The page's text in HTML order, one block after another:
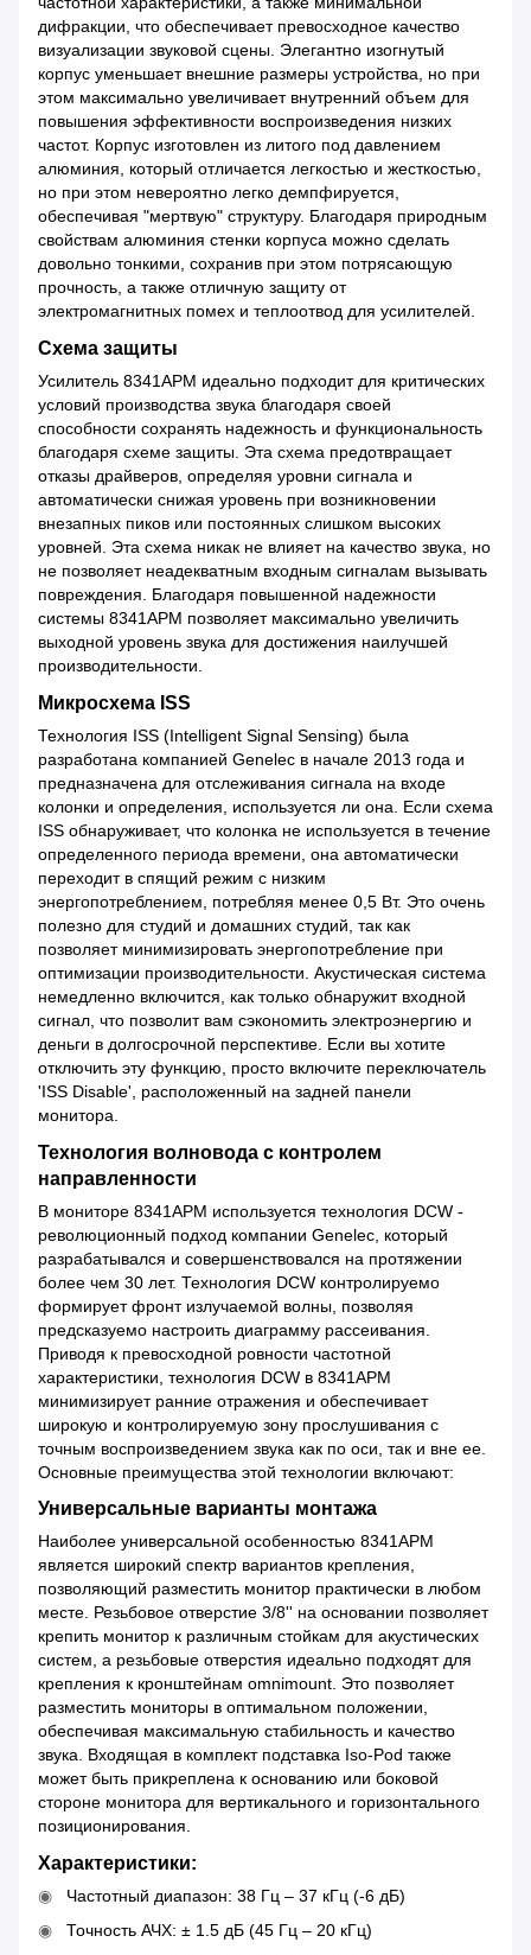
дифракции, что обеспечивает превосходное качество
визуализации звуковой сцены. Элегантно изогнутый
корпус уменьшает внешние размеры устройства, но при
этом максимально увеличивает внутренний объем для
повышения эффективности воспроизведения низких
частот. Корпус изготовлен из литого под давлением
алюминия, который отличается легкостью и жесткостью,
но при этом невероятно легко демпфируется,
обеспечивая "мертвую" структуру. Благодаря природным
свойствам алюминия стенки корпуса можно сделать
довольно тонкими, сохранив при этом потрясающую
прочность, а также отличную защиту от
электромагнитных помех и теплоотвод для усилителей.
Схема защиты
Усилитель 8341APM идеально подходит для критических
условий производства звука благодаря своей
способности сохранять надежность и функциональность
благодаря схеме защиты. Эта схема предотвращает
отказы драйверов, определяя уровни сигнала и
автоматически снижая уровень при возникновении
внезапных пиков или постоянных слишком высоких
уровней. Эта схема никак не влияет на качество звука, но
не позволяет неадекватным входным сигналам вызывать
повреждения. Благодаря повышенной надежности
системы 8341APM позволяет максимально увеличить
выходной уровень звука для достижения наилучшей
производительности.
Микросхема ISS
Технология ISS (Intelligent Signal Sensing) была
разработана компанией Genelec в начале 2013 года и
предназначена для отслеживания сигнала на входе
колонки и определения, используется ли она. Если схема
ISS обнаруживает, что колонка не используется в течение
определенного периода времени, она автоматически
переходит в спящий режим с низким
энергопотреблением, потребляя менее 0,5 Вт. Это очень
полезно для студий и домашних студий, так как
позволяет минимизировать энергопотребление при
оптимизации производительности. Акустическая система
немедленно включится, как только обнаружит входной
сигнал, что позволит вам сэкономить электроэнергию и
деньги в долгосрочной перспективе. Если вы хотите
отключить эту функцию, просто включите переключатель
'ISS Disable', расположенный на задней панели
монитора.
Технология волновода с контролем
направленности
В мониторе 8341APM используется технология DCW -
революционный подход компании Genelec, который
разрабатывался и совершенствовался на протяжении
более чем 30 лет. Технология DCW контролируемо
формирует фронт излучаемой волны, позволяя
предсказуемо настроить диаграмму рассеивания.
Приводя к превосходной ровности частотной
характеристики, технология DCW в 8341APM
минимизирует ранние отражения и обеспечивает
широкую и контролируемую зону прослушивания с
точным воспроизведением звука как по оси, так и вне ее.
Основные преимущества этой технологии включают:
Универсальные варианты монтажа
Наиболее универсальной особенностью 8341APM
является широкий спектр вариантов крепления,
позволяющий разместить монитор практически в любом
месте. Резьбовое отверстие 3/8'' на основании позволяет
крепить монитор к различным стойкам для акустических
систем, а резьбовые отверстия идеально подходят для
крепления к кронштейнам omnimount. Это позволяет
разместить мониторы в оптимальном положении,
обеспечивая максимальную стабильность и качество
звука. Входящая в комплект подставка Iso-Pod также
может быть прикреплена к основанию или боковой
стороне монитора для вертикального и горизонтального
позиционирования.
Характеристики:
Частотный диапазон: 38 Гц – 37 кГц (-6 дБ)
Точность АЧХ: ± 1.5 дБ (45 Гц – 20 кГц)